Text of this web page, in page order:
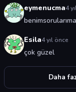
eymenucma4
Esila4 yıl önce
çok güzel
Daha